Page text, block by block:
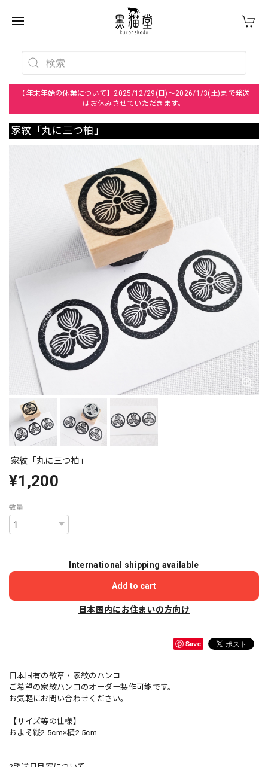
【年末年始の休業について】2025/12/29(日)～2026/1/3(土)まで発送
はお休みさせていただきます。
家紋「丸に三つ柏」
家紋「丸に三つ柏」
¥1,200
数量
International shipping available
Add to cart
日本国内にお住まいの方向け
Save
日本固有の紋章・家紋のハンコ
ご希望の家紋ハンコのオーダー製作可能です。
お気軽にお問い合わせください。
【サイズ等の仕様】
およそ縦2.5cm×横2.5cm